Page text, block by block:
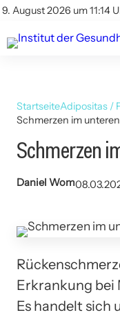
9. August 2026 um 11:14
Kontakt
Kontakt
AGBs
StartseiteAdipositas /
Schmerzen im
Schmerzen
Daniel Wom
Erkrankung bei
Es handelt sich